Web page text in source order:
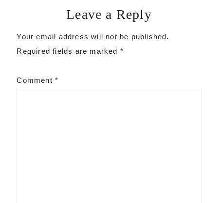
Leave a Reply
Your email address will not be published.
Required fields are marked *
Comment *